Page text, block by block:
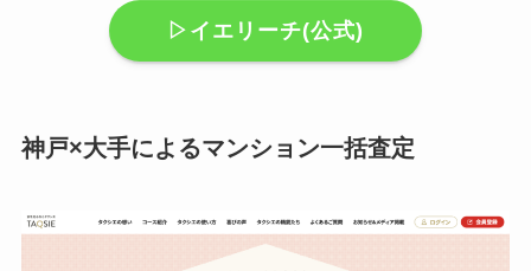
▷イエリーチ(公式)
神戸×大手によるマンション一括査定